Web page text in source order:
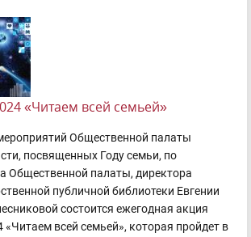
«Читаем всей семьей»
Общественной палаты
посвященных Году семьи, по
Общественной палаты, директора
публичной библиотеки Евгении
состоится ежегодная акция
всей семьей», которая пройдет в